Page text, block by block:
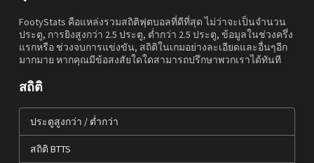
FootyStats คือแหล่งรวมสถิติฟุตบอลที่ดีที่สุด ไม่ว่าจะเป็นจำนวน
ประตู, การยิงสูงกว่า 2.5 ประตู, ต่ำกว่า 2.5 ประตู, ข้อมูลในช่วงครึ่ง
แรกหรือ ช่วงจบการแข่งขัน, สถิติในเกมอย่างละเอียดและอื่นๆอีก
มากมาย หากคุณมีข้อสงสัยใดใดสามารถปรึกษาพวกเราได้ทันที
สถิติ
ประตูสูงกว่า / ต่ำกว่า
สถิติ BTTS